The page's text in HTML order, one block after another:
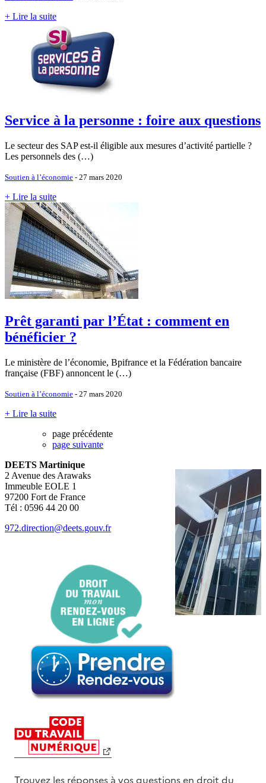
+ Lire la suite
Service à la personne : foire aux questions
Le secteur des SAP est-il éligible aux mesures d’activité partielle ?
Les personnels des (…)
Soutien à l’économie - 27 mars 2020
+ Lire la suite
Prêt garanti par l’État : comment en
bénéficier ?
Le ministère de l’économie, Bpifrance et la Fédération bancaire
française (FBF) annoncent le (…)
Soutien à l’économie - 27 mars 2020
+ Lire la suite
page précédente
page suivante
DEETS Martinique
2 Avenue des Arawaks
Immeuble EOLE 1
97200 Fort de France
Tél : 0596 44 20 00
972.direction@deets.gouv.fr